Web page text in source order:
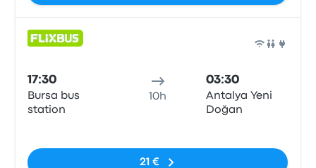
17:30
Bursa bus
station
10h
03:30
Antalya Yeni
Doğan
21 €